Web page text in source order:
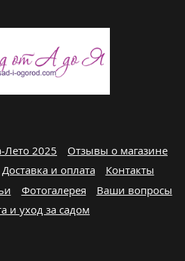
Лето 2025
Отзывы о магазине
Доставка и оплата
Контакты
Фотогалерея
Ваши вопросы
и уход за садом